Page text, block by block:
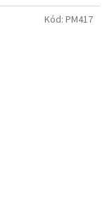
Kód: PM417